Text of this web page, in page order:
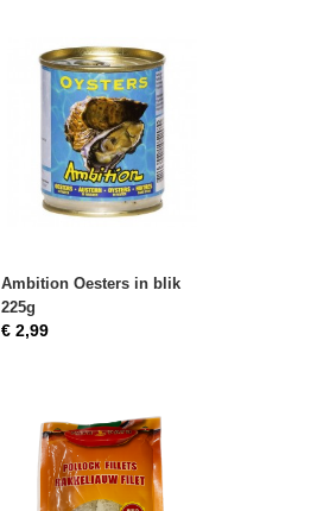
Ambition Oesters in blik
225g
€ 2,99